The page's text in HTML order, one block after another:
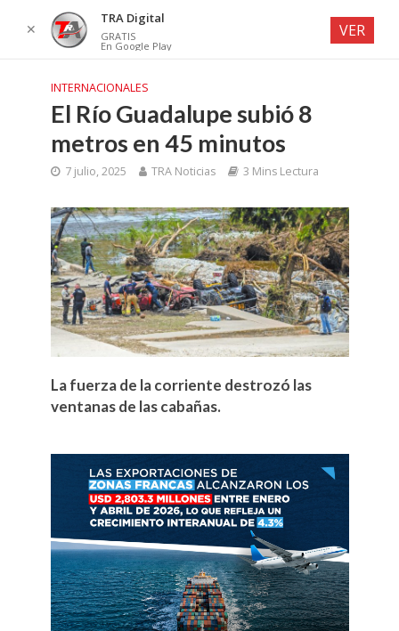
INTERNACIONALES
El Río Guadalupe subió 8
metros en 45 minutos
7 julio, 2025 TRA Noticias 3 Mins Lectura
La fuerza de la corriente destrozó las
ventanas de las cabañas.
✕
TRA Digital
GRATIS
En Google Play
VER